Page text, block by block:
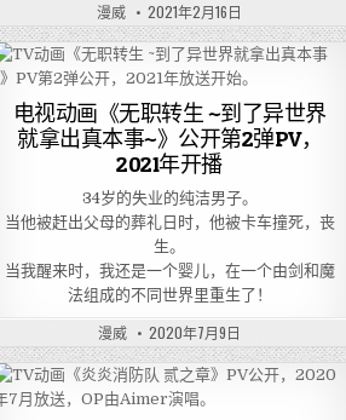
漫威 2021年2月16日
电视动画《无职转生 ~到了异世界
就拿出真本事~》公开第2弹PV，
2021年开播
34岁的失业的纯洁男子。
当他被赶出父母的葬礼日时，他被卡车撞死，丧
生。
当我醒来时，我还是一个婴儿，在一个由剑和魔
法组成的不同世界里重生了！
漫威 2020年7月9日